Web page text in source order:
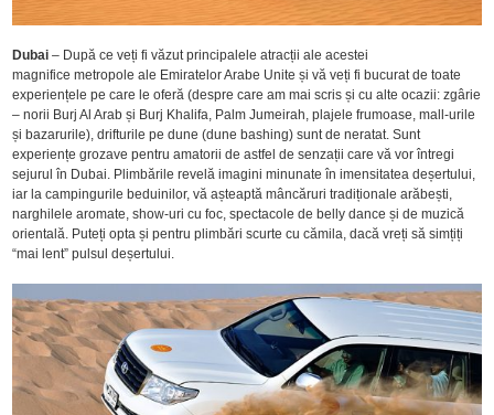
Dubai – După ce veți fi văzut principalele atracții ale acestei
magnifice metropole ale Emiratelor Arabe Unite și vă veți fi bucurat de toate
experiențele pe care le oferă (despre care am mai scris și cu alte ocazii: zgârie
– norii Burj Al Arab și Burj Khalifa, Palm Jumeirah, plajele frumoase, mall-urile
și bazarurile), drifturile pe dune (dune bashing) sunt de neratat. Sunt
experiențe grozave pentru amatorii de astfel de senzații care vă vor întregi
sejurul în Dubai. Plimbările revelă imagini minunate în imensitatea deșertului,
iar la campingurile beduinilor, vă așteaptă mâncăruri tradiționale arăbești,
narghilele aromate, show-uri cu foc, spectacole de belly dance și de muzică
orientală. Puteți opta și pentru plimbări scurte cu cămila, dacă vreți să simțiți
“mai lent” pulsul deșertului.